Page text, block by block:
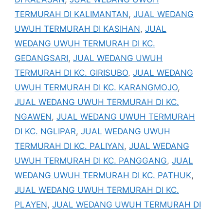
TERMURAH DI KALIMANTAN, JUAL WEDANG
UWUH TERMURAH DI KASIHAN, JUAL
WEDANG UWUH TERMURAH DI KC.
GEDANGSARI, JUAL WEDANG UWUH
TERMURAH DI KC. GIRISUBO, JUAL WEDANG
UWUH TERMURAH DI KC. KARANGMOJO,
JUAL WEDANG UWUH TERMURAH DI KC.
NGAWEN, JUAL WEDANG UWUH TERMURAH
DI KC. NGLIPAR, JUAL WEDANG UWUH
TERMURAH DI KC. PALIYAN, JUAL WEDANG
UWUH TERMURAH DI KC. PANGGANG, JUAL
WEDANG UWUH TERMURAH DI KC. PATHUK,
JUAL WEDANG UWUH TERMURAH DI KC.
PLAYEN, JUAL WEDANG UWUH TERMURAH DI